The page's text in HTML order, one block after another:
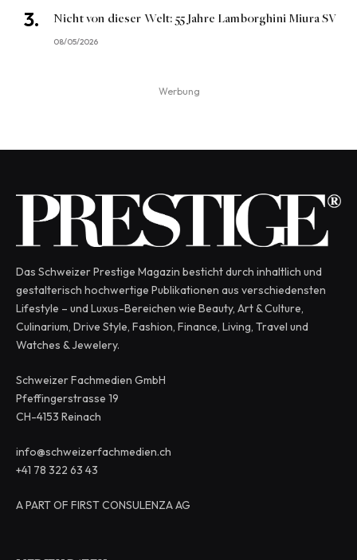
Nicht von dieser Welt: 55 Jahre Lamborghini Miura SV
08/05/2026
Werbung
Das Schweizer Prestige Magazin besticht durch inhaltlich und
gestalterisch hochwertige Publikationen aus verschiedensten
Lifestyle – und Luxus-Bereichen wie Beauty, Art & Culture,
Culinarium, Drive Style, Fashion, Finance, Living, Travel und
Watches & Jewelery.
Schweizer Fachmedien GmbH
Pfeffingerstrasse 19
CH-4153 Reinach
info@schweizerfachmedien.ch
+41 78 322 63 43
A PART OF FIRST CONSULENZA AG